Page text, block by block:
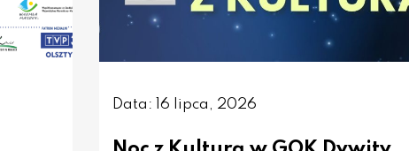
Data: 16 lipca, 2026